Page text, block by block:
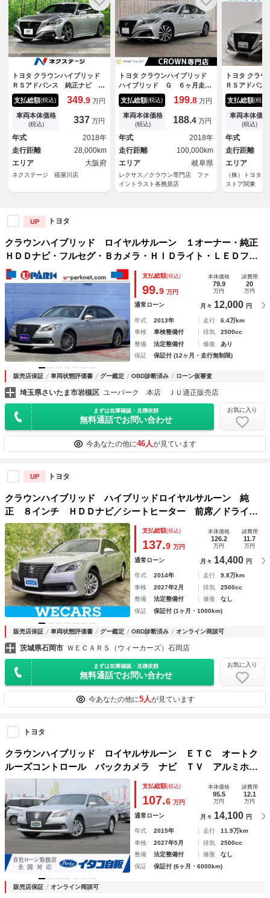
トヨタ クラウンハイブリッド
ＲＳアドバンス 純正ナビ 全
周囲カメラ 衝突被害軽減シス
テム レーダークルーズ 禁煙
車 レザーシート コーナーセ
ンサー デジタルインナーミラ
ー スマートキー ＬＥＤヘッ
ド ＥＴＣ２．０ 純正１８イ
ンチアルミ
支払総額(税込) 349.9 万円
車両本体価格
(税込) 337 万円
年式
2018年
走行距離
28,000km
エリア
大阪府
ネクステージ 寝屋川店
トヨタ クラウンハイブリッド
ハイブリッド Ｇ ６ヶ月走行
距離無制限保証付 本革シー
ト レーダークルーズコントロ
ール 衝突軽減ブレーキ 純正
ＳＤナビ 全周囲カメラ パワ
ーシート シートヒーター シ
ートエアコン Ｂｌｕｅｔｏｏ
ｔｈ フルセグＴＶ
支払総額(税込) 199.8 万円
車両本体価格
(税込) 188.4 万円
年式
2018年
走行距離
100,000km
エリア
岐阜県
レクサス／クラウン専門店 ファ
イントラスト各務原店
トヨタ クラ
ＲＳアドバ
カメラ 本革
アコン 前後
Ｍ １００Ｖ
ｏｏｔｈ デ
ラー アドバ
支払総額(税込)
車両本体価格
(税込)
年式
走行距離
エリア
（株）トヨタ
ストア関東
UP トヨタ
クラウンハイブリッド ロイヤルサルーン １オーナー・純正
ＨＤＤナビ・フルセグ・Ｂカメラ・ＨＩＤライト・ＬＥＤフォ
グ・パワーシート・シートヒーター・プリクラッシュセーフテ
ィ・コーナーセンサー・ステアヒーター・純正１７ＡＷ・スマ
ートキー・ＥＴＣ
支払総額(税込)
99.9 万円
本体価格
79.9
万円
諸費用
20
万円
通常ローン 月々 12,000 円
年式 2013年 走行
6.4万km
車検
車検整備付 排気
2500cc
整備
法定整備付 修復
あり
保証
保証付 (12ヶ月・走行無制限)
販売店保証 車両状態評価書 グー鑑定 OBD診断済み ローン仮審査
埼玉県さいたま市岩槻区 ユーパーク 本店 ＪＵ適正販売店
まずは在庫確認・見積依頼
無料通話でお問い合わせ
お気に入り
今あなたの他に46人が見ています
UP トヨタ
クラウンハイブリッド ハイブリッドロイヤルサルーン 純
正 ８インチ ＨＤＤナビ／シートヒーター 前席／ドライブ
レコーダー 前後／ヘッドランプ ＨＩＤ／Ｂｌｕｅｔｏｏｔ
ｈ接続／ＥＴＣ／ＥＢＤ付ＡＢＳ／横滑り防止装置／アイドリ
ングストップ
支払総額(税込)
137.9 万円
本体価格
126.2
万円
諸費用
11.7
万円
通常ローン 月々 14,400 円
年式 2014年 走行
9.8万km
車検
2027年2月 排気
2500cc
整備
法定整備付 修復
なし
保証
保証付 (1ヶ月・1000km)
販売店保証 車両状態評価書 グー鑑定 OBD診断済み オンライン商談可
茨城県石岡市 ＷＥＣＡＲＳ（ウィーカーズ）石岡店
まずは在庫確認・見積依頼
無料通話でお問い合わせ
お気に入り
今あなたの他に5人が見ています
トヨタ
クラウンハイブリッド ロイヤルサルーン ＥＴＣ オートク
ルーズコントロール バックカメラ ナビ ＴＶ アルミホイ
ール ＨＩＤ ＣＶＴ スマートキー 電動格納ミラー 盗難
防止システム パワーシート ＣＤ ＵＳＢ Ｂｌｕｅｔｏｏ
ｔｈ
支払総額(税込)
107.6 万円
本体価格
95.5
万円
諸費用
12.1
万円
通常ローン 月々 14,100 円
年式 2015年 走行
11.9万km
車検
2027年5月 排気
2500cc
整備
法定整備付 修復
なし
保証
保証付 (6ヶ月・6000km)
販売店保証 オンライン商談可